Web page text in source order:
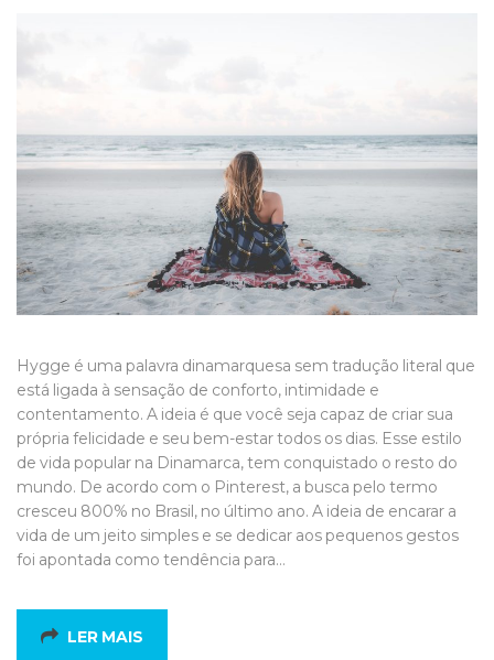
Hygge é uma palavra dinamarquesa sem tradução literal que
está ligada à sensação de conforto, intimidade e
contentamento. A ideia é que você seja capaz de criar sua
própria felicidade e seu bem-estar todos os dias. Esse estilo
de vida popular na Dinamarca, tem conquistado o resto do
mundo. De acordo com o Pinterest, a busca pelo termo
cresceu 800% no Brasil, no último ano. A ideia de encarar a
vida de um jeito simples e se dedicar aos pequenos gestos
foi apontada como tendência para…
LER MAIS